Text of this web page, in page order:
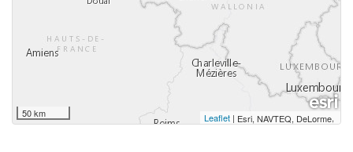
50 km Leaflet | Esri, NAVTEQ, DeLorme,